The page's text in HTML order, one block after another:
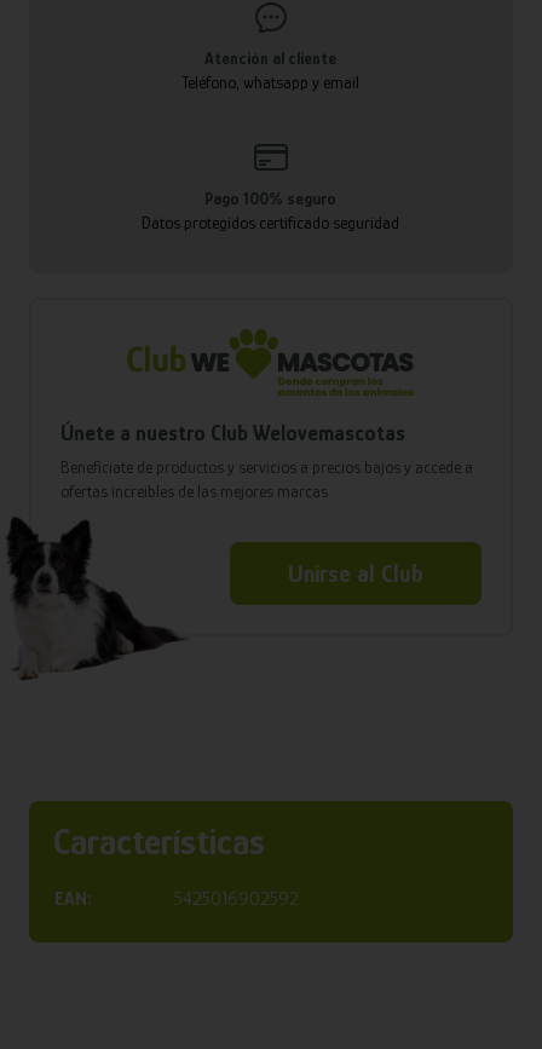
Atención al cliente
Teléfono, whatsapp y email
Pago 100% seguro
Datos protegidos certificado seguridad
Únete a nuestro Club Welovemascotas
Benefíciate de productos y servicios a precios bajos y accede a
ofertas increíbles de las mejores marcas
Unirse al Club
Características
EAN: 5425016902592